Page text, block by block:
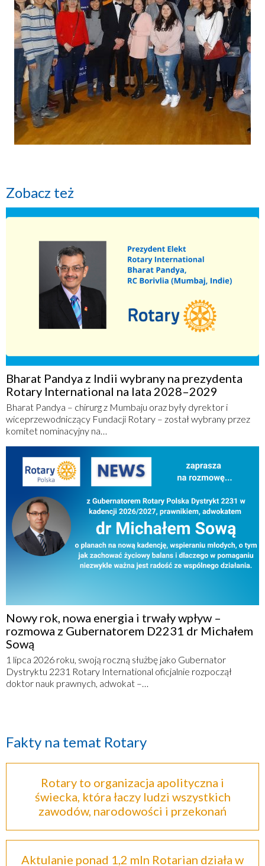
Zobacz też
Bharat Pandya z Indii wybrany na prezydenta
Rotary International na lata 2028–2029
Bharat Pandya – chirurg z Mumbaju oraz były dyrektor i
wiceprzewodniczący Fundacji Rotary – został wybrany przez
komitet nominacyjny na…
Nowy rok, nowa energia i trwały wpływ –
rozmowa z Gubernatorem D2231 dr Michałem
Sową
1 lipca 2026 roku, swoją roczną służbę jako Gubernator
Dystryktu 2231 Rotary International oficjalnie rozpoczął
doktor nauk prawnych, adwokat –…
Fakty na temat Rotary
Rotary to organizacja apolityczna i
świecka, która łaczy ludzi wszystkich
zawodów, narodowości i przekonań
Aktulanie ponad 1,2 mln Rotarian działa w